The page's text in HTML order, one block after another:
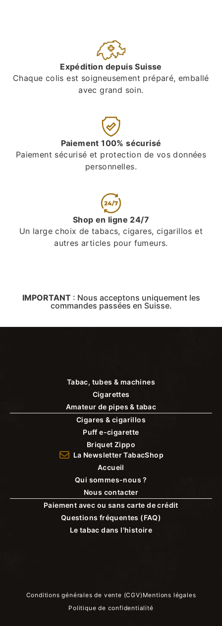
Expédition depuis Suisse
Chaque colis est soigneusement préparé, emballé
avec grand soin.
Paiement 100% sécurisé
Paiement sécurisé et protection de vos données
personnelles.
Shop en ligne 24/7
Un large choix de tabacs, cigares, cigarillos et
autres articles pour fumeurs.
IMPORTANT : Nous acceptons uniquement les
commandes passées en Suisse.
Tabac, tubes & machines
Cigarettes
Amateur de pipes & tabac
Cigares & cigarillos
Puff e-cigarette
Briquet Zippo
La Newsletter TabacShop
Accueil
Qui sommes-nous ?
Nous contacter
Paiement avec ou sans carte de crédit
Questions fréquentes (FAQ)
Le tabac dans l'histoire
Conditions générales de vente (CGV) Mentions légales
Politique de confidentialité